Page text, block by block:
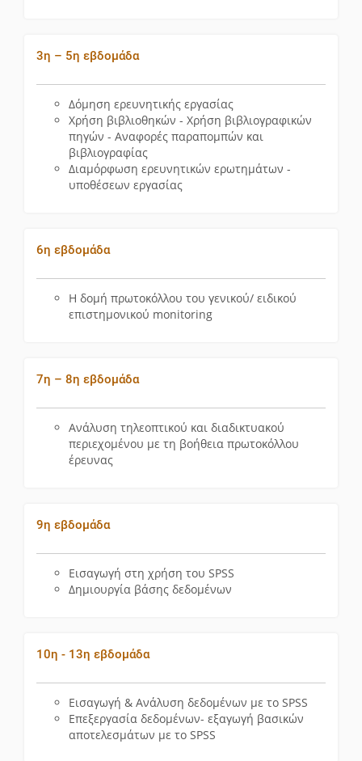
3η – 5η εβδομάδα
Δόμηση ερευνητικής εργασίας
Χρήση βιβλιοθηκών - Χρήση βιβλιογραφικών
πηγών - Αναφορές παραπομπών και
βιβλιογραφίας
Διαμόρφωση ερευνητικών ερωτημάτων -
υποθέσεων εργασίας
6η εβδομάδα
Η δομή πρωτοκόλλου του γενικού/ ειδικού
επιστημονικού monitoring
7η – 8η εβδομάδα
Ανάλυση τηλεοπτικού και διαδικτυακού
περιεχομένου με τη βοήθεια πρωτοκόλλου
έρευνας
9η εβδομάδα
Εισαγωγή στη χρήση του SPSS
Δημιουργία βάσης δεδομένων
10η - 13η εβδομάδα
Εισαγωγή & Ανάλυση δεδομένων με το SPSS
Επεξεργασία δεδομένων- εξαγωγή βασικών
αποτελεσμάτων με το SPSS